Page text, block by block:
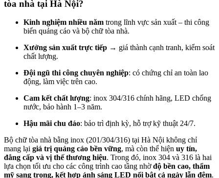
tòa nhà tại Hà Nội?
Kinh nghiệm nhiều năm trong lĩnh vực sản xuất – thi công
biển quảng cáo và bộ chữ tòa nhà.
Xưởng sản xuất trực tiếp → giá thành cạnh tranh, kiểm soát
chất lượng.
Đội ngũ thi công chuyên nghiệp: có chứng chỉ an toàn lao
động, làm việc trên cao.
Cam kết chất lượng: inox 304/316 chính hãng, LED chống
nước, bảo hành 1–3 năm.
Hậu mãi chu đáo: bảo trì định kỳ, hỗ trợ kỹ thuật 24/7.
Bộ chữ tòa nhà bằng inox (201/304/316) tại Hà Nội không chỉ
mang lại giá trị quảng cáo bền vững, mà còn thể hiện uy tín,
đẳng cấp và vị thế thương hiệu. Trong đó, inox 304 và 316 là hai
lựa chọn tối ưu cho các công trình cao tầng nhờđộ bền cao, thẩm
mỹ sang trọng, kết hợp ánh sáng LED nổi bật cả ngày lẫn đêm.